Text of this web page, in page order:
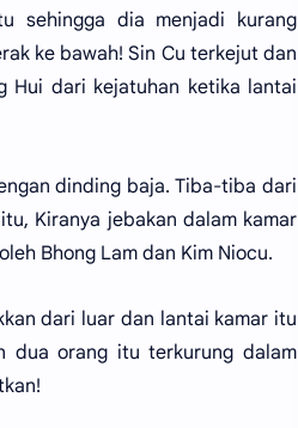
sehingga dia menjadi kurang
ke bawah! Sin Cu terkejut dan
Hui dari kejatuhan ketika lantai
dinding baja. Tiba-tiba dari
Kiranya jebakan dalam kamar
Bhong Lam dan Kim Niocu.
dari luar dan lantai kamar itu
dua orang itu terkurung dalam